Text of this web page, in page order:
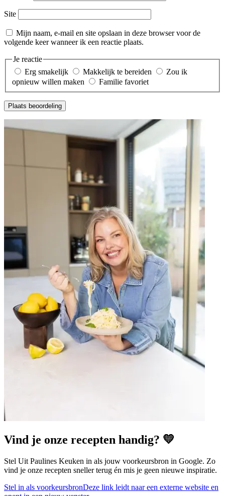
Site
Mijn naam, e-mail en site opslaan in deze browser voor de
volgende keer wanneer ik een reactie plaats.
Je reactie
Erg smakelijk
Makkelijk te bereiden
Zou ik
opnieuw willen maken
Familie favoriet
Plaats beoordeling
Vind je onze recepten handig? 💛
Stel Uit Paulines Keuken in als jouw voorkeursbron in Google. Zo
vind je onze recepten sneller terug én mis je geen nieuwe inspiratie.
Stel in als voorkeursbronDeze link leidt naar een externe website en